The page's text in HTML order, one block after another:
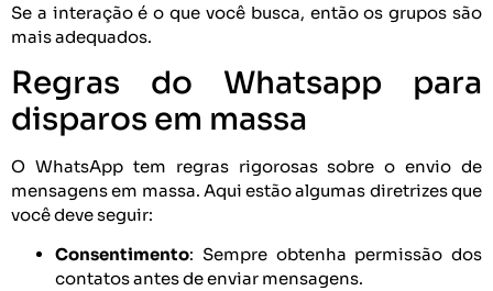
Se a interação é o que você busca, então os grupos são
mais adequados.
Regras do Whatsapp para
disparos em massa
O WhatsApp tem regras rigorosas sobre o envio de
mensagens em massa. Aqui estão algumas diretrizes que
você deve seguir:
Consentimento: Sempre obtenha permissão dos
contatos antes de enviar mensagens.